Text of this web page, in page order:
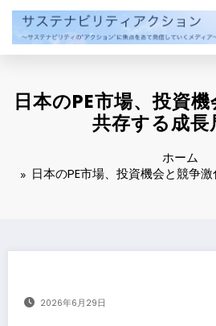
ン
日本のPE市場、投資
共存する成長
ホーム
日本のPE市場、投資機会と競争
2026年6月29日